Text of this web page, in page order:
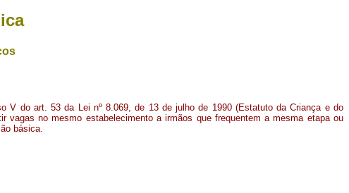
V do art. 53 da Lei nº 8.069, de 13 de julho de 1990 (Estatuto da Criança e do
vagas no mesmo estabelecimento a irmãos que frequentem a mesma etapa ou
básica.